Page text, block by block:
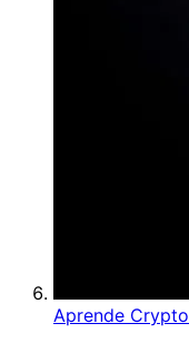
Aprende Crypto